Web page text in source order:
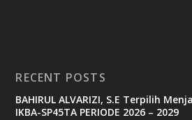
RECENT POSTS
BAHIRUL ALVARIZI, S.E Terpilih
IKBA-SP45TA PERIODE 2026 – 2029